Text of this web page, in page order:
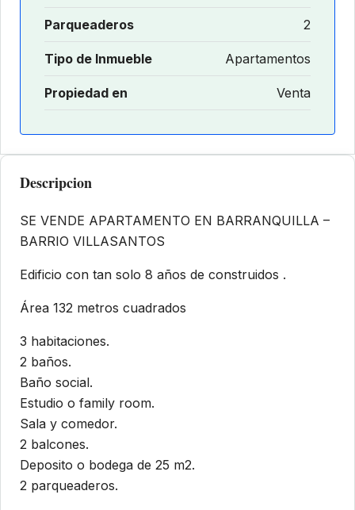
Parqueaderos 2
Tipo de Inmueble Apartamentos
Propiedad en Venta
Descripcion
SE VENDE APARTAMENTO EN BARRANQUILLA –
BARRIO VILLASANTOS
Edificio con tan solo 8 años de construidos .
Área 132 metros cuadrados
3 habitaciones.
2 baños.
Baño social.
Estudio o family room.
Sala y comedor.
2 balcones.
Deposito o bodega de 25 m2.
2 parqueaderos.